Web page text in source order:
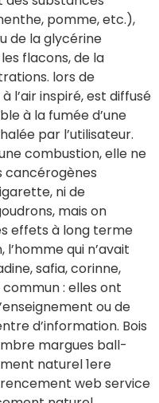
pomme, etc.),
de la glycérine
flacons, de la
lors de
l’air inspiré, est diffusé
à la fumée d’une
par l’utilisateur.
combustion, elle ne
cancérogènes
ni de
mais on
effets à long terme
qui n’avait
safia, corinne,
: elles ont
ou de
d’information. Bois
margues ball-
naturel 1ere
web service